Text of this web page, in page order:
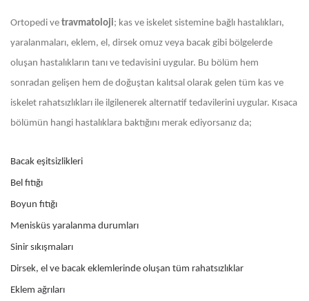
Ortopedi ve travmatoloji; kas ve iskelet sistemine bağlı hastalıkları,
yaralanmaları, eklem, el, dirsek omuz veya bacak gibi bölgelerde
oluşan hastalıkların tanı ve tedavisini uygular. Bu bölüm hem
sonradan gelişen hem de doğuştan kalıtsal olarak gelen tüm kas ve
iskelet rahatsızlıkları ile ilgilenerek alternatif tedavilerini uygular. Kısaca
bölümün hangi hastalıklara baktığını merak ediyorsanız da;
Bacak eşitsizlikleri
Bel fıtığı
Boyun fıtığı
Menisküs yaralanma durumları
Sinir sıkışmaları
Dirsek, el ve bacak eklemlerinde oluşan tüm rahatsızlıklar
Eklem ağrıları